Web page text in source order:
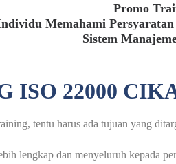
Promo
Memahami
Sistem
ISO 22000
tentu harus ada tujuan yang
lengkap dan menyeluruh kepada